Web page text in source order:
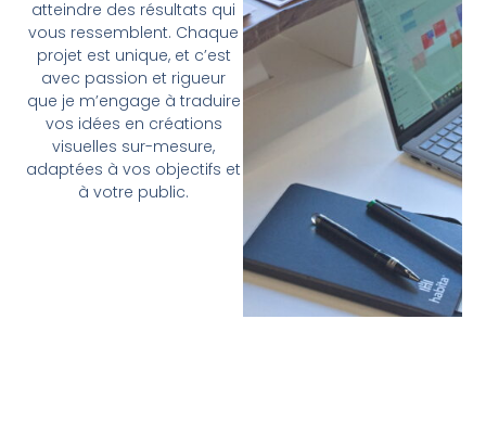
atteindre des résultats qui
vous ressemblent. Chaque
projet est unique, et c’est
avec passion et rigueur
que je m’engage à traduire
vos idées en créations
visuelles sur-mesure,
adaptées à vos objectifs et
à votre public.